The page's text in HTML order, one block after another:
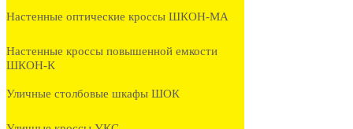
Настенные оптические кроссы ШКОН-МА
Настенные кроссы повышенной емкости
ШКОН-К
Уличные столбовые шкафы ШОК